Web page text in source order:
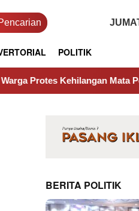
POLITIK
Mata Pencaharian
BERITA POLITIK